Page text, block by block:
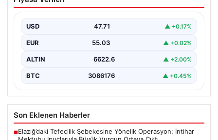
çeken ‘Terörsüz Bölge’ vurgusu
USD 47.71 ▲ +0.17%
EUR 55.03 ▲ +0.02%
ALTIN 6622.6 ▲ +2.00%
BTC 3086176 ▲ +0.45%
Son Eklenen Haberler
■Elazığ’daki Tefecilik Şebekesine Yönelik Operasyon: İntihar